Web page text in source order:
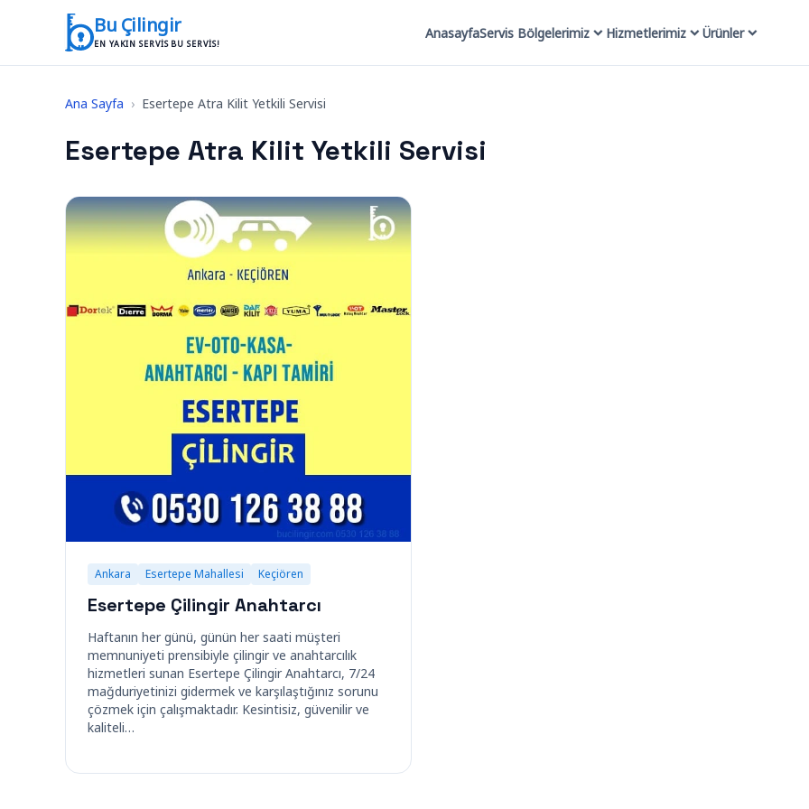
İçeriğe geç
Bu Çilingir
EN YAKIN SERVIS BU SERVIS!
AnasayfaServis Bölgelerimiz Hizmetlerimiz Ürünler
Ana Sayfa › Esertepe Atra Kilit Yetkili Servisi
Esertepe Atra Kilit Yetkili Servisi
Ankara Esertepe Mahallesi Keçiören
Esertepe Çilingir Anahtarcı
Haftanın her günü, günün her saati müşteri
memnuniyeti prensibiyle çilingir ve anahtarcılık
hizmetleri sunan Esertepe Çilingir Anahtarcı, 7/24
mağduriyetinizi gidermek ve karşılaştığınız sorunu
çözmek için çalışmaktadır. Kesintisiz, güvenilir ve
kaliteli…